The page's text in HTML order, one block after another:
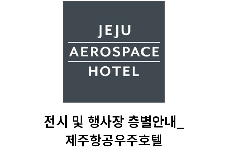
전시 및 행사장 층별안내_
제주항공우주호텔